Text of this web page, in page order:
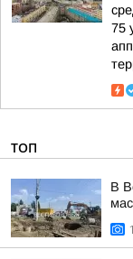
75
ТОП
В